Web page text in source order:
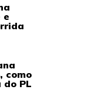
e
como
PL